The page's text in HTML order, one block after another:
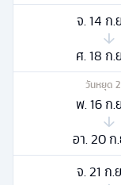
จ. 14 ก.
ศ. 18 ก.
วันหยุด 2
พ. 16 ก.
อา. 20 ก
จ. 21 ก.